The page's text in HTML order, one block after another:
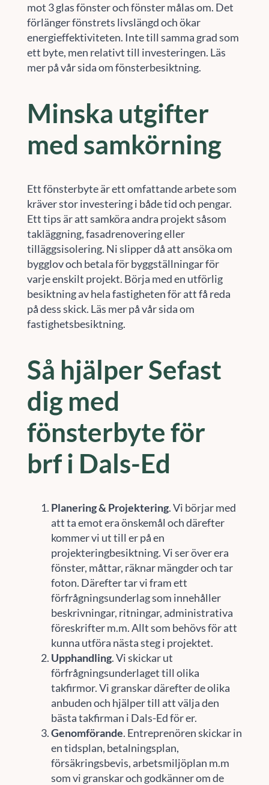
mot 3 glas fönster och fönster målas om. Det
förlänger fönstrets livslängd och ökar
energieffektiviteten. Inte till samma grad som
ett byte, men relativt till investeringen. Läs
mer på vår sida om fönsterbesiktning.
Minska utgifter
med samkörning
Ett fönsterbyte är ett omfattande arbete som
kräver stor investering i både tid och pengar.
Ett tips är att samköra andra projekt såsom
takläggning, fasadrenovering eller
tilläggsisolering. Ni slipper då att ansöka om
bygglov och betala för byggställningar för
varje enskilt projekt. Börja med en utförlig
besiktning av hela fastigheten för att få reda
på dess skick. Läs mer på vår sida om
fastighetsbesiktning.
Så hjälper Sefast
dig med
fönsterbyte för
brf i Dals-Ed
Planering & Projektering. Vi börjar med
att ta emot era önskemål och därefter
kommer vi ut till er på en
projekteringbesiktning. Vi ser över era
fönster, måttar, räknar mängder och tar
foton. Därefter tar vi fram ett
förfrågningsunderlag som innehåller
beskrivningar, ritningar, administrativa
föreskrifter m.m. Allt som behövs för att
kunna utföra nästa steg i projektet.
Upphandling. Vi skickar ut
förfrågningsunderlaget till olika
takfirmor. Vi granskar därefter de olika
anbuden och hjälper till att välja den
bästa takfirman i Dals-Ed för er.
Genomförande. Entreprenören skickar in
en tidsplan, betalningsplan,
försäkringsbevis, arbetsmiljöplan m.m
som vi granskar och godkänner om de